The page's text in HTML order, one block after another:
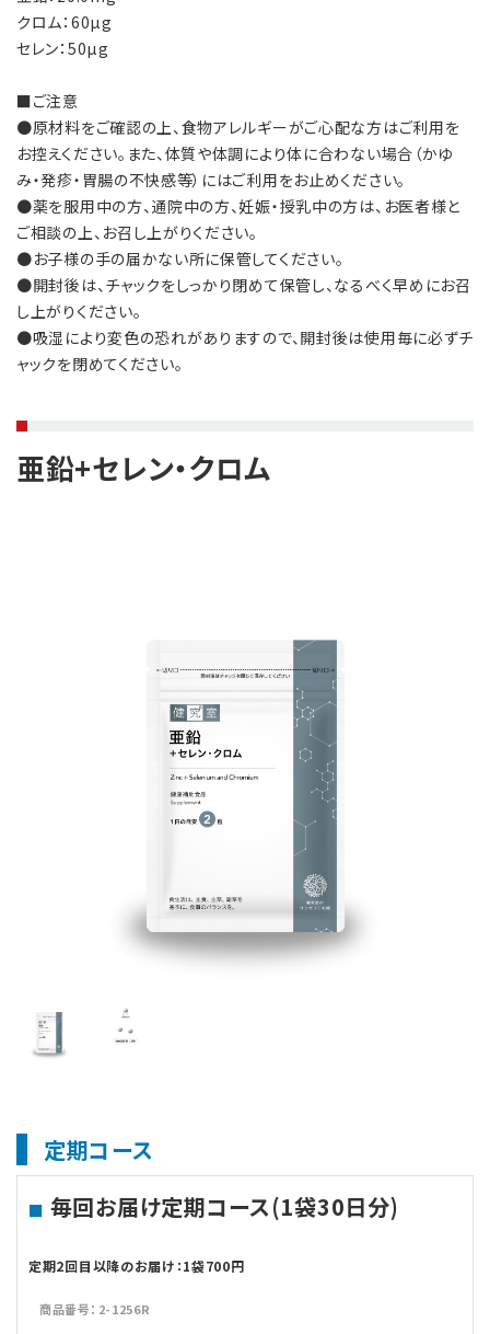
クロム：60µg
セレン：50µg
■ご注意
●原材料をご確認の上、食物アレルギーがご心配な方はご利用を
お控えください。また、体質や体調により体に合わない場合（かゆ
み・発疹・胃腸の不快感等）にはご利用をお止めください。
●薬を服用中の方、通院中の方、妊娠・授乳中の方は、お医者様と
ご相談の上、お召し上がりください。
●お子様の手の届かない所に保管してください。
●開封後は、チャックをしっかり閉めて保管し、なるべく早めにお召
し上がりください。
●吸湿により変色の恐れがありますので、開封後は使用毎に必ずチ
ャックを閉めてください。
亜鉛+セレン・クロム
定期コース
毎回お届け定期コース(1袋30日分)
定期2回目以降のお届け：1袋700円
商品番号：2-1256R
ずっとお得な
割引価格
最大30%OFFの商品も。
各商品ページを
ご覧ください。
ご希望のタイミングで
自動お届け！
都度のご注文の手間なく
継続回数のお約束は
※一部キャンペーン価格を除く